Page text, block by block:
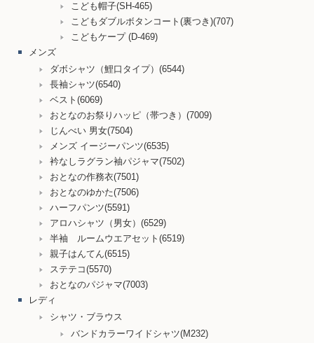
こども帽子(SH-465)
こどもダブルボタンコート(裏つき)(707)
こどもケープ (D-469)
メンズ
ダボシャツ（鯉口タイプ）(6544)
長袖シャツ(6540)
ベスト(6069)
おとなのお祭りハッピ（帯つき）(7009)
じんべい 男女(7504)
メンズ イージーパンツ(6535)
衿なしラグラン袖パジャマ(7502)
おとなの作務衣(7501)
おとなのゆかた(7506)
ハーフパンツ(5591)
アロハシャツ（男女）(6529)
半袖 ルームウエアセット(6519)
親子はんてん(6515)
ステテコ(5570)
おとなのパジャマ(7003)
レディ
シャツ・ブラウス
バンドカラーワイドシャツ(M232)